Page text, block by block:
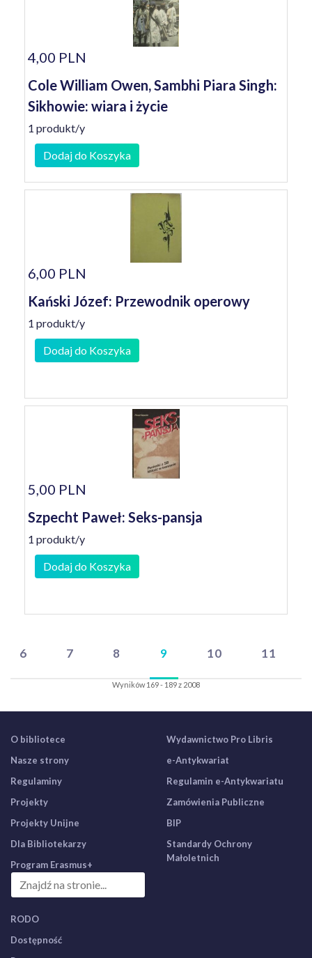
4,00 PLN
Cole William Owen, Sambhi Piara Singh:
Sikhowie: wiara i życie
1 produkt/y
Dodaj do Koszyka
6,00 PLN
Kański Józef: Przewodnik operowy
1 produkt/y
Dodaj do Koszyka
5,00 PLN
Szpecht Paweł: Seks-pansja
1 produkt/y
Dodaj do Koszyka
6 7 8 9 10 11
Wyników 169 - 189 z 2008
O bibliotece
Nasze strony
Regulaminy
Projekty
Projekty Unijne
Dla Bibliotekarzy
Program Erasmus+
Wydawnictwo Pro Libris
e-Antykwariat
Regulamin e-Antykwariatu
Zamówienia Publiczne
BIP
Standardy Ochrony
Małoletnich
RODO
Dostępność